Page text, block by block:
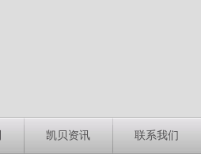
凯贝资讯 联系我们